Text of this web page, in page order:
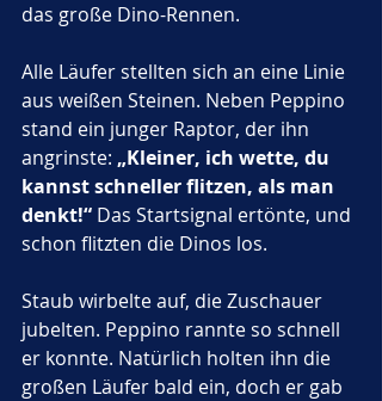
das große Dino-Rennen.
Alle Läufer stellten sich an eine Linie
aus weißen Steinen. Neben Peppino
stand ein junger Raptor, der ihn
angrinste: „Kleiner, ich wette, du
kannst schneller flitzen, als man
denkt!“ Das Startsignal ertönte, und
schon flitzten die Dinos los.
Staub wirbelte auf, die Zuschauer
jubelten. Peppino rannte so schnell
er konnte. Natürlich holten ihn die
großen Läufer bald ein, doch er gab